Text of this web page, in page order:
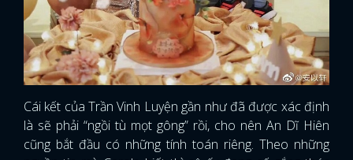
Cái kết của Trần Vinh Luyện gần như đã được xác định
là sẽ phải “ngồi tù mọt gông” rồi, cho nên An Dĩ Hiên
cũng bắt đầu có những tính toán riêng. Theo những